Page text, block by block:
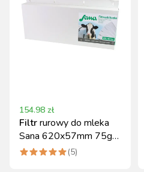
154.98 zł
Filtrrurowy do mleka
Sana 620x57mm 75g
250szt. Kerbl
(5)